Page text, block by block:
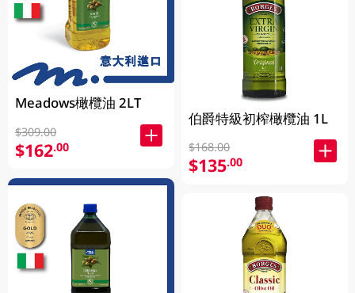
Meadows橄欖油 2LT
$309.00
$162.00
伯爵特級初榨橄欖油 1L
$168.00
$135.00